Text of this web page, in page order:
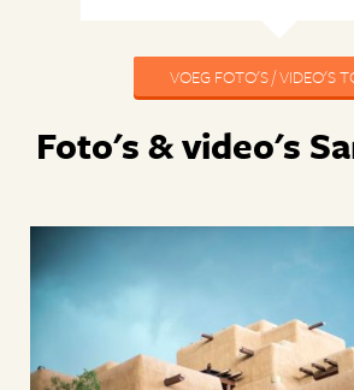
VOEG FOTO'S / VIDEO'S
Foto's & video's